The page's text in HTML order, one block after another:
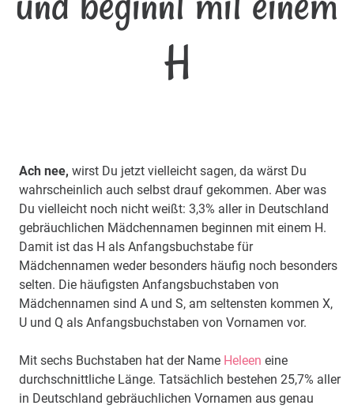
H
Ach nee, wirst Du jetzt vielleicht sagen, da wärst Du
wahrscheinlich auch selbst drauf gekommen. Aber was
Du vielleicht noch nicht weißt: 3,3% aller in Deutschland
gebräuchlichen Mädchennamen beginnen mit einem H.
Damit ist das H als Anfangsbuchstabe für
Mädchennamen weder besonders häufig noch besonders
selten. Die häufigsten Anfangsbuchstaben von
Mädchennamen sind A und S, am seltensten kommen X,
U und Q als Anfangsbuchstaben von Vornamen vor.
Mit sechs Buchstaben hat der Name Heleen eine
durchschnittliche Länge. Tatsächlich bestehen 25,7% aller
in Deutschland gebräuchlichen Vornamen aus genau